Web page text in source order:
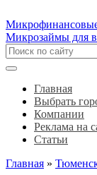
Микрозаймы для
Главная
Выбрать
Компании
Реклама на
Статьи
Главная »